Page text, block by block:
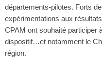
départements-pilotes. Forts
expérimentations aux
CPAM ont souhaité participer
dispositif…et notamment le
région.